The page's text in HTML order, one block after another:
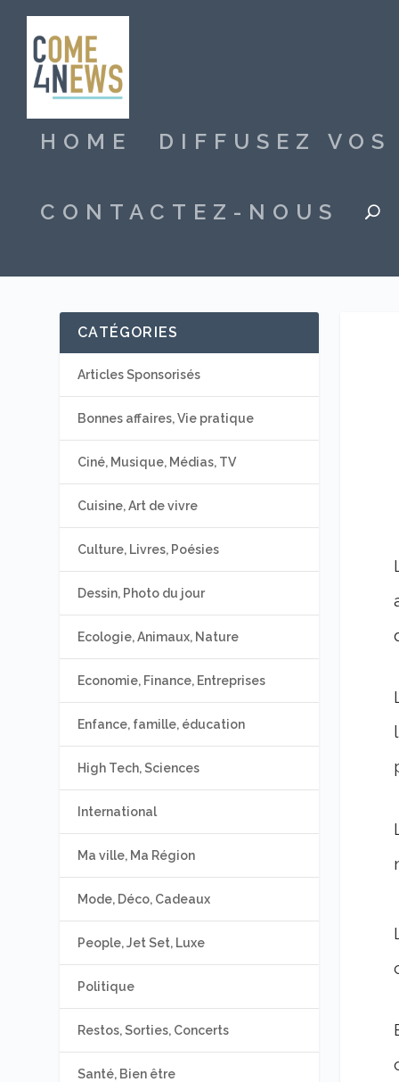
HOME DIFFUSEZ
CONTACTEZ-NOUS
CATÉGORIES
Articles Sponsorisés
Bonnes affaires, Vie pratique
Ciné, Musique, Médias, TV
Cuisine, Art de vivre
Culture, Livres, Poésies
Dessin, Photo du jour
Ecologie, Animaux, Nature
Economie, Finance, Entreprises
Enfance, famille, éducation
High Tech, Sciences
International
Ma ville, Ma Région
Mode, Déco, Cadeaux
People, Jet Set, Luxe
Politique
Restos, Sorties, Concerts
Santé, Bien être